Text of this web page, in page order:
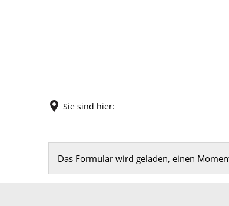
Sie sind hier:
FeedbackDas Formular wird geladen, einen